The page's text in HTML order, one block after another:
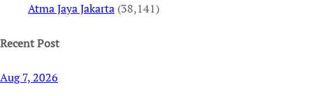
Atma Jaya Jakarta (38,141)
Recent Post
Aug 7, 2026